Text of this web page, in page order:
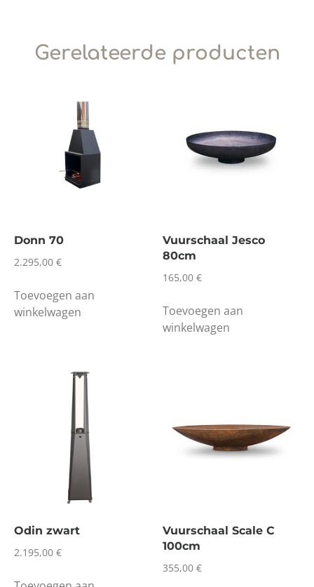
Gerelateerde producten
Donn 70
2.295,00 €
Toevoegen aan
winkelwagen
Vuurschaal Jesco
80cm
165,00€
Toevoegen aan
winkelwagen
Odin zwart
2.195,00 €
Vuurschaal Scale C
100cm
355,00€